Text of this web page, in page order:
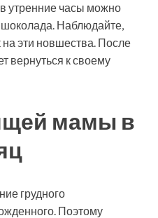
в утренние часы можно
шоколада. Наблюдайте,
на эти новшества. После
вернуться к своему
мамы в
грудного
Поэтому